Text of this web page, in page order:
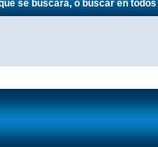
se buscará, o buscar en todos